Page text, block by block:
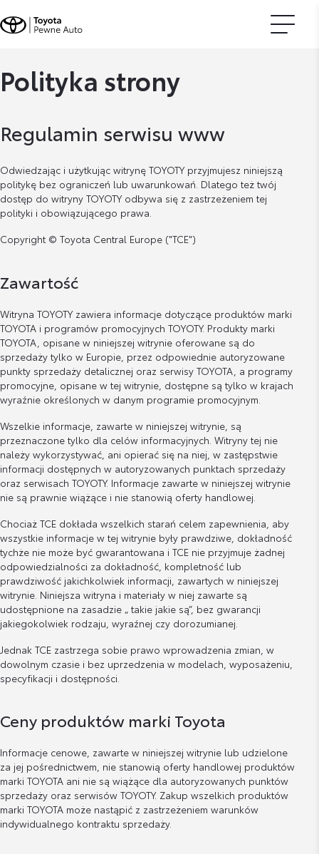
Polityka strony
Regulamin serwisu www
Odwiedzając i użytkując witrynę TOYOTY przyjmujesz niniejszą
politykę bez ograniczeń lub uwarunkowań. Dlatego też twój
dostęp do witryny TOYOTY odbywa się z zastrzeżeniem tej
polityki i obowiązującego prawa.
Copyright © Toyota Central Europe ("TCE")
Zawartość
Witryna TOYOTY zawiera informacje dotyczące produktów marki
TOYOTA i programów promocyjnych TOYOTY. Produkty marki
TOYOTA, opisane w niniejszej witrynie oferowane są do
sprzedaży tylko w Europie, przez odpowiednie autoryzowane
punkty sprzedaży detalicznej oraz serwisy TOYOTA, a programy
promocyjne, opisane w tej witrynie, dostępne są tylko w krajach
wyraźnie określonych w danym programie promocyjnym.
Wszelkie informacje, zawarte w niniejszej witrynie, są
przeznaczone tylko dla celów informacyjnych. Witryny tej nie
należy wykorzystywać, ani opierać się na niej, w zastępstwie
informacji dostępnych w autoryzowanych punktach sprzedaży
oraz serwisach TOYOTY. Informacje zawarte w niniejszej witrynie
nie są prawnie wiążące i nie stanowią oferty handlowej.
Chociaż TCE dokłada wszelkich starań celem zapewnienia, aby
wszystkie informacje w tej witrynie były prawdziwe, dokładność
tychże nie może być gwarantowana i TCE nie przyjmuje żadnej
odpowiedzialności za dokładność, kompletność lub
prawdziwość jakichkolwiek informacji, zawartych w niniejszej
witrynie. Niniejsza witryna i materiały w niej zawarte są
udostępnione na zasadzie „ takie jakie są”, bez gwarancji
jakiegokolwiek rodzaju, wyraźnej czy dorozumianej.
Jednak TCE zastrzega sobie prawo wprowadzenia zmian, w
dowolnym czasie i bez uprzedzenia w modelach, wyposażeniu,
specyfikacji i dostępności.
Ceny produktów marki Toyota
Informacje cenowe, zawarte w niniejszej witrynie lub udzielone
za jej pośrednictwem, nie stanowią oferty handlowej produktów
marki TOYOTA ani nie są wiążące dla autoryzowanych punktów
sprzedaży oraz serwisów TOYOTY. Zakup wszelkich produktów
marki TOYOTA może nastąpić z zastrzeżeniem warunków
indywidualnego kontraktu sprzedaży.